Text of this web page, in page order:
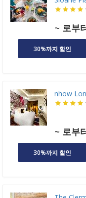
~ 로부
30%까지 할인
nhow
~ 로부
30%까지 할인